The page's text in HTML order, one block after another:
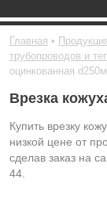
Главная
трубопроводов и
оцинкованная
Врезка
Купить врезку
низкой цене от
сделав заказ на
44.